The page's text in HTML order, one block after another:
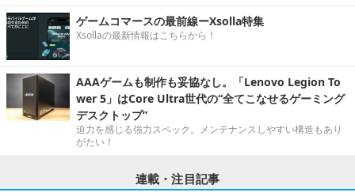
ゲームコマースの最前線ーXsolla特集
Xsollaの最新情報はこちらから！
AAAゲームも制作も妥協なし。「Lenovo Legion To
wer 5」はCore Ultra世代の“全てこなせるゲーミング
デスクトップ”
迫力を感じる強力スペック。メンテナンスしやすい構造もあり
がたい！
連載・注目記事